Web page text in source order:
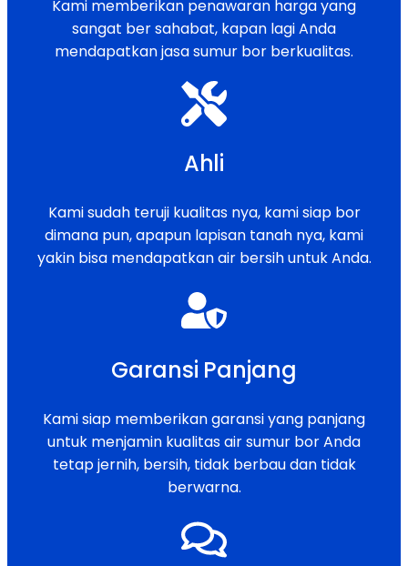
Kami memberikan penawaran harga yang
sangat ber sahabat, kapan lagi Anda
mendapatkan jasa sumur bor berkualitas.
Ahli
Kami sudah teruji kualitas nya, kami siap bor
dimana pun, apapun lapisan tanah nya, kami
yakin bisa mendapatkan air bersih untuk Anda.
Garansi Panjang
Kami siap memberikan garansi yang panjang
untuk menjamin kualitas air sumur bor Anda
tetap jernih, bersih, tidak berbau dan tidak
berwarna.